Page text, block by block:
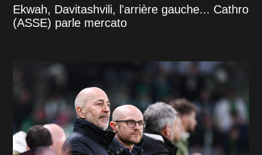
Ekwah, Davitashvili, l'arrière gauche... Cathro
(ASSE) parle mercato